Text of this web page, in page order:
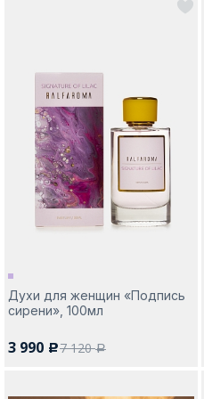
Духи для женщин «Подпись
сирени», 100мл
3 990 c7 120a